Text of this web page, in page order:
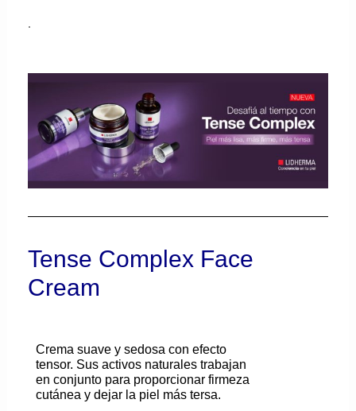
.
Tense Complex Face
Cream
Crema suave y sedosa con efecto
tensor. Sus activos naturales trabajan
en conjunto para proporcionar firmeza
cutánea y dejar la piel más tersa.